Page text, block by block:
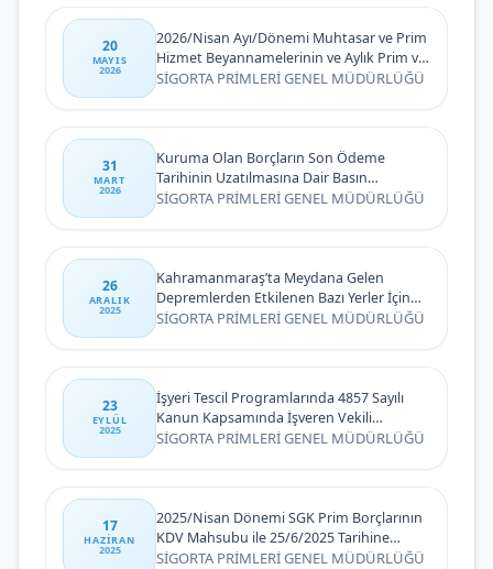
20
MAYIS
2026
2026/Nisan Ayı/Dönemi Muhtasar ve Prim
Hizmet Beyannamelerinin ve Aylık Prim ve
Hizmet Belgelerinin Verilme ve Ödeme
SİGORTA PRİMLERİ GENEL MÜDÜRLÜĞÜ
31
MART
2026
Kuruma Olan Borçların Son Ödeme
Tarihinin Uzatılmasına Dair Basın
Duyurusu
SİGORTA PRİMLERİ GENEL MÜDÜRLÜĞÜ
26
ARALIK
2025
Kahramanmaraş’ta Meydana Gelen
Depremlerden Etkilenen Bazı Yerler İçin
2025 Yılı Kasım Ayına/Dönemine İlişkin
Aya/Döneme İlişkin Primlerin Son Ödeme
Tarihlerinin Uzatılmasına İlişkin Duyuru
SİGORTA PRİMLERİ GENEL MÜDÜRLÜĞÜ
23
EYLÜL
2025
İşyeri Tescil Programlarında 4857 Sayılı
Kanun Kapsamında İşveren Vekili
Tanımlanması
SİGORTA PRİMLERİ GENEL MÜDÜRLÜĞÜ
17
HAZIRAN
2025
2025/Nisan Dönemi SGK Prim Borçlarının
KDV Mahsubu ile 25/6/2025 Tarihine
Kadar Ödenebilmesi
SİGORTA PRİMLERİ GENEL MÜDÜRLÜĞÜ